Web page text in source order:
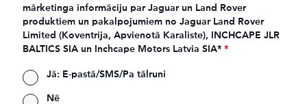
mārketinga informāciju par Jaguar un Land Rover
produktiem un pakalpojumiem no Jaguar Land Rover
Limited (Koventrija, Apvienotā Karaliste), INCHCAPE JLR
BALTICS SIA un Inchcape Motors Latvia SIA* *
Jā: E-pastā/SMS/Pa tālruni
Nē